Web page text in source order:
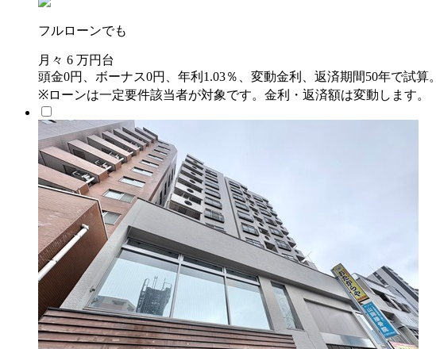
フルローンでも
月々 6 万円台
頭金0円、ボーナス0円、年利1.03％、変動金利、返済期間50年で試算。
※ローンは一定要件該当者が対象です。金利・返済額は変動します。